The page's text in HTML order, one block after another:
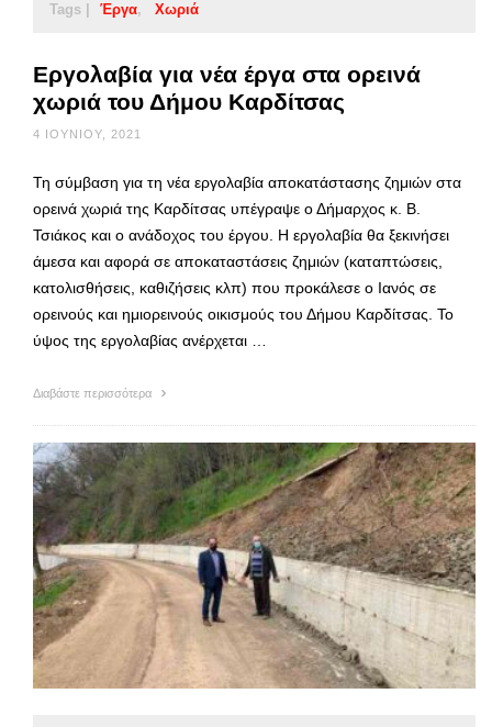
Tags | Έργα Χωριά
Εργολαβία για νέα έργα στα ορεινά
χωριά του Δήμου Καρδίτσας
4 ΙΟΥΝΊΟΥ, 2021
Τη σύμβαση για τη νέα εργολαβία αποκατάστασης ζημιών στα
ορεινά χωριά της Καρδίτσας υπέγραψε ο Δήμαρχος κ. Β.
Τσιάκος και ο ανάδοχος του έργου. Η εργολαβία θα ξεκινήσει
άμεσα και αφορά σε αποκαταστάσεις ζημιών (καταπτώσεις,
κατολισθήσεις, καθιζήσεις κλπ) που προκάλεσε ο Ιανός σε
ορεινούς και ημιορεινούς οικισμούς του Δήμου Καρδίτσας. Το
ύψος της εργολαβίας ανέρχεται …
Διαβάστε περισσότερα